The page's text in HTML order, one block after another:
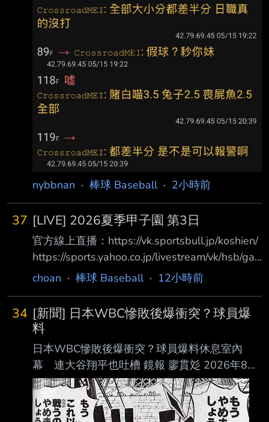
nybbnan · 棒球 Baseball· 2小時前
37 [LIVE] 2026夏季甲子園 第3日
官方線上直播：https://vk.sportsbull.jp/koshien/
https://sports.yahoo.co.jp/livestream/vk/hsb/ga
mes/live 第3日目 8月7日（金） 07:00 第1試合
価 Ｃ Ｂ Ｂ Ｂ Ｂ Ｃ Ｂ Ｂ Ｃ Ｂ 12:30 第2試合
八幡商(滋賀) 1 － 7 健大高崎(群馬) 體育報評価
Ｃ Ｂ Ｃ Ｃ Ｃ Ｂ Ａ Ｂ Ｂ Ｂ 15:00 第3試合 立
命館宇治(京都) 3 －
choan · 棒球 Baseball· 12小時前
34 [新聞] 日本WBC慘敗後爆衝突？球員爆
料
日本WBC慘敗後爆衝突？球員爆料休息室內
幕 連大谷翔平也吐槽 鏡報 廖貫彣 2026年8月
7日週五 下午1:20 2026年世界棒球經典賽
（WBC）日本隊止步8強，寫下隊史最差成績
後，井端弘和也卸下監 督職務，之後將由井口